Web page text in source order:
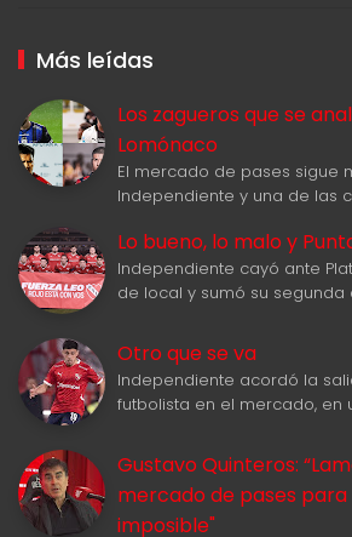
Más leídas
Los zagueros que se
Lomónaco
El mercado de pases sigue
Independiente y una de las
Lo bueno, lo malo y
Independiente cayó ante
de local y sumó su segunda
Otro que se va
Independiente acordó la
futbolista en el mercado, en
Gustavo Quinteros:
mercado de pases
imposible"